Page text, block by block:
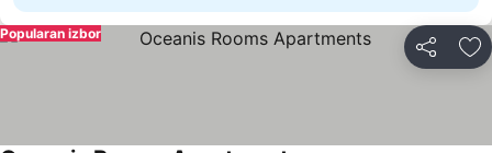
Deli
Popularan izbor